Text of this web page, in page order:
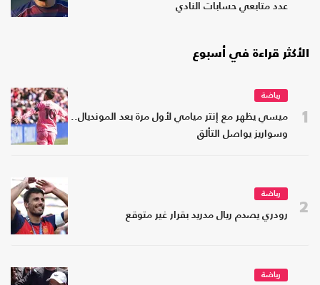
عدد متابعي حسابات النادي
الأكثر قراءة في أسبوع
1
رياضة
ميسي يظهر مع إنتر ميامي لأول مرة بعد المونديال..
وسواريز يواصل التألق
2
رياضة
رودري يصدم ريال مدريد بقرار غير متوقع
رياضة